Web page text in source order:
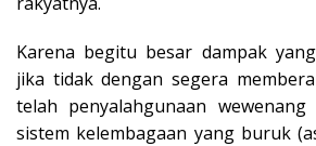
Karena begitu besar dampak
jika tidak dengan segera
telah penyalahgunaan
sistem kelembagaan yang buruk